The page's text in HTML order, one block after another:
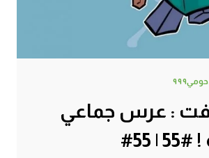
: عرس جماعي
ههههه ! #55 | 55#